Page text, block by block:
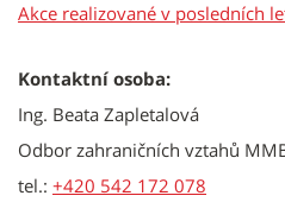
Akce realizované v posledních
Kontaktní osoba:
Ing. Beata Zapletalová
Odbor zahraničních vztahů
tel.: +420 542 172 078